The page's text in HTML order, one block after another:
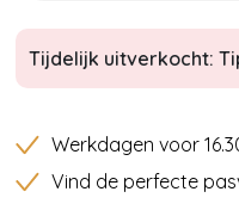
Tijdelijk uitverkocht:
Werkdagen voor
Vind de perfecte